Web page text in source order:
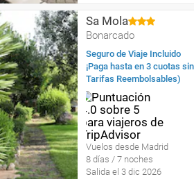
Sa Mola
Bonarcado
Seguro de Viaje Incluido
¡Paga hasta en 3 cuotas
Tarifas Reembolsables)
Vuelos desde Madrid
8 días / 7 noches
Salida el 3 dic 2026